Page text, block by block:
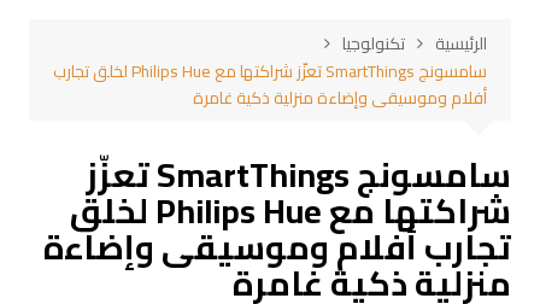
الرئيسية
تكنولوجيا
سامسونج SmartThings تعزّز شراكتها مع Philips Hue لخلق تجارب
أفلام وموسيقى وإضاءة منزلية ذكية غامرة
سامسونج SmartThings تعزّز
شراكتها مع Philips Hue لخلق
تجارب أفلام وموسيقى وإضاءة
منزلية ذكية غامرة